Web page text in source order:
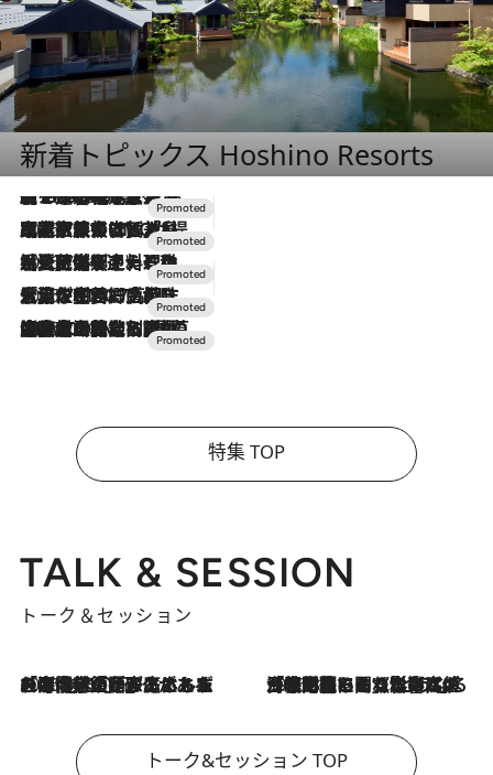
新着トピックス Hoshino Resorts
2026.8.7
【トンボの足水浴】ヒノキの香りに包まれて涼感マックス！約13℃の湧水かけ流しを避暑地「星野温泉 トンボの湯」で体験
2026.7.31
【ホテル帰省】という選択肢をOMOが提案。家族とほどよい距離を保つには「昼は実家、夜は気兼ねなくホテルで！」
2026.7.24
【夏限定ディナーコース】旬を迎える稚鮎や花ズッキーニなどをイタリア・トスカーナの郷土料理の手法で満喫！
2026.7.17
「土佐和ハーブかき氷」がOMO7高知に登場！生姜、山椒、大葉など目にも舌にも涼を呼ぶ郷土の味
2026.7.10
NEW OPEN！【界 草津】名湯の地に誕生。趣の異なる2種の温泉と上州ならではの会席・蕎麦割烹など美食を味わう究極の癒やし旅
特集 TOP
TALK & SESSION
トーク＆セッション
2026.8.3
「今後値上げがあるとすれば…」「リスクがあるのは今年の冬」エネルギー専門家が語る、ホルムズ海峡封鎖が家庭にもたらす“ある心配” 2026.8.3
「住宅建てられない…」「サーチャージ料の高値が続いている」ホルムズ海峡封鎖による影響はいつまで続く？《エネルギー専門家に聞く“どうなる日本の暮らし”》
トーク&セッション TOP